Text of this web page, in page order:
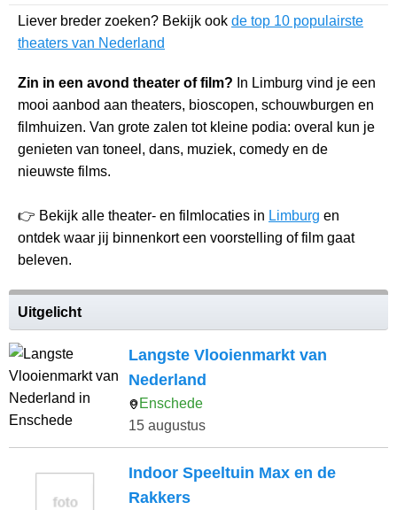
Liever breder zoeken? Bekijk ook de top 10 populairste
theaters van Nederland
Zin in een avond theater of film? In Limburg vind je een
mooi aanbod aan theaters, bioscopen, schouwburgen en
filmhuizen. Van grote zalen tot kleine podia: overal kun je
genieten van toneel, dans, muziek, comedy en de
nieuwste films.
👉 Bekijk alle theater- en filmlocaties in Limburg en
ontdek waar jij binnenkort een voorstelling of film gaat
beleven.
Uitgelicht
Langste Vlooienmarkt van
Nederland
Enschede
15 augustus
Indoor Speeltuin Max en de
Rakkers